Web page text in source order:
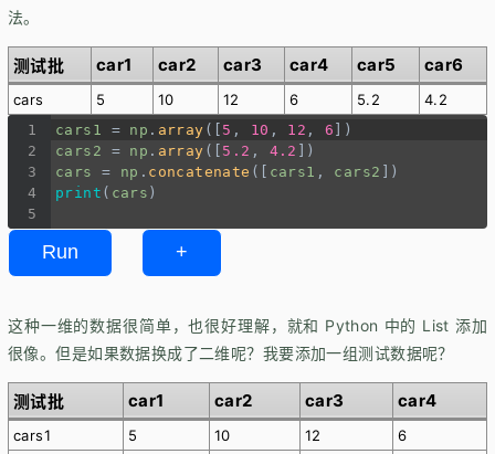
法。
测试批 car1 car2 car3 car4 car5 car6
cars 5 10 12 6 5.2 4.2
1 cars1 = np . array ([ 5 , 10 , 12 , 6 ])
2
cars2 = np . array ([ 5.2 , 4.2
])
3
cars = np . concatenate ([ cars1 , cars2
])
4
print ( cars )
5
Run +
这种一维的数据很简单，也很好理解，就和 Python 中的 List 添加
很像。但是如果数据换成了二维呢？我要添加一组测试数据呢？
测试批 car1 car2 car3 car4
cars1 5 10 12
6